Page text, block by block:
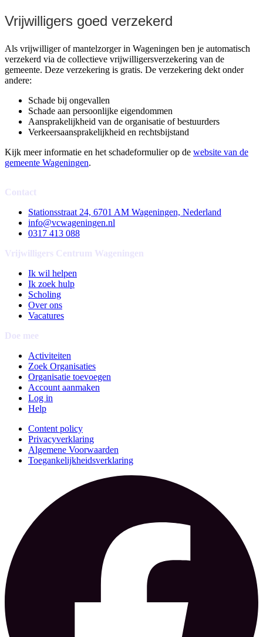
Vrijwilligers goed verzekerd
Als vrijwilliger of mantelzorger in Wageningen ben je automatisch
verzekerd via de collectieve vrijwilligersverzekering van de
gemeente. Deze verzekering is gratis. De verzekering dekt onder
andere:
Schade bij ongevallen
Schade aan persoonlijke eigendommen
Aansprakelijkheid van de organisatie of bestuurders
Verkeersaansprakelijkheid en rechtsbijstand
Kijk meer informatie en het schadeformulier op de website van de
gemeente Wageningen.
Contact
Stationsstraat 24, 6701 AM Wageningen, Nederland
info@vcwageningen.nl
0317 413 088
Vrijwilligers Centrum Wageningen
Ik wil helpen
Ik zoek hulp
Scholing
Over ons
Vacatures
Doe mee
Activiteiten
Zoek Organisaties
Organisatie toevoegen
Account aanmaken
Log in
Help
Content policy
Privacyverklaring
Algemene Voorwaarden
Toegankelijkheidsverklaring